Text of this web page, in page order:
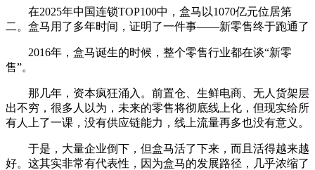
在2025年中国连锁TOP100中，盒马以1070亿元位居第
二。盒马用了多年时间，证明了一件事——新零售终于跑通了
2016年，盒马诞生的时候，整个零售行业都在谈“新零
售”。
那几年，资本疯狂涌入。前置仓、生鲜电商、无人货架层
出不穷，很多人以为，未来的零售将彻底线上化，但现实给所
有人上了一课，没有供应链能力，线上流量再多也没有意义。
于是，大量企业倒下，但盒马活了下来，而且活得越来越
好。这其实非常有代表性，因为盒马的发展路径，几乎浓缩了